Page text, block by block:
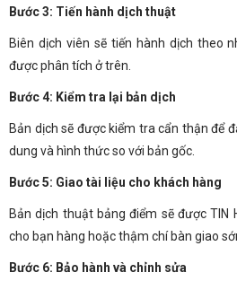
Bước 3: Tiến hành dịch thuật
Biên dịch viên sẽ tiến hành dịch theo
được phân tích ở trên.
Bước 4: Kiểm tra lại bản dịch
Bản dịch sẽ được kiểm tra cẩn thận để
dung và hình thức so với bản gốc.
Bước 5: Giao tài liệu cho khách hàng
Bản dịch thuật bảng điểm sẽ được TIN
cho bạn hàng hoặc thậm chí bàn giao
Bước 6: Bảo hành và chỉnh sửa